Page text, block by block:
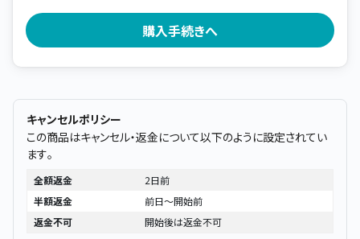
キャンセルポリシー
この商品はキャンセル・返金について以下のように設定されてい
ます。
全額返金
2日前
半額返金
前日〜開始前
返金不可
開始後は返金不可